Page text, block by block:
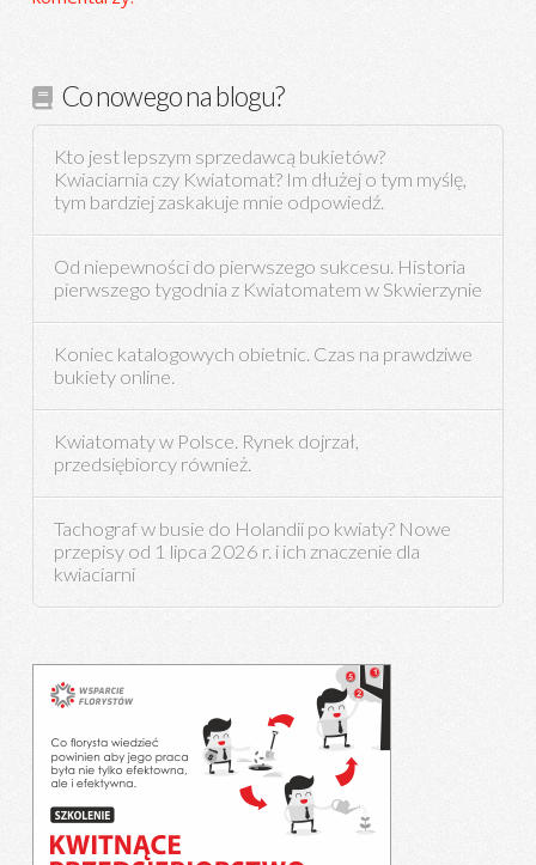
Co nowego na blogu?
Kto jest lepszym sprzedawcą bukietów?
Kwiaciarnia czy Kwiatomat? Im dłużej o tym myślę,
tym bardziej zaskakuje mnie odpowiedź.
Od niepewności do pierwszego sukcesu. Historia
pierwszego tygodnia z Kwiatomatem w Skwierzynie
Koniec katalogowych obietnic. Czas na prawdziwe
bukiety online.
Kwiatomaty w Polsce. Rynek dojrzał,
przedsiębiorcy również.
Tachograf w busie do Holandii po kwiaty? Nowe
przepisy od 1 lipca 2026 r. i ich znaczenie dla
kwiaciarni